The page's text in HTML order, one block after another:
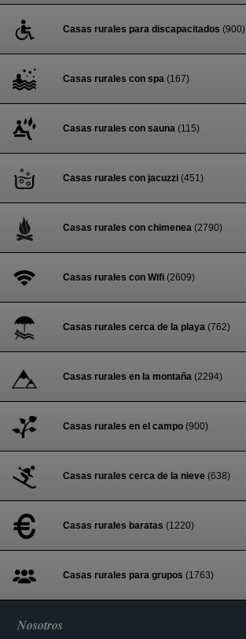
Casas rurales para discapacitados (900)
Casas rurales con spa (167)
Casas rurales con sauna (115)
Casas rurales con jacuzzi (451)
Casas rurales con chimenea (2790)
Casas rurales con Wifi (2609)
Casas rurales cerca de la playa (762)
Casas rurales en la montaña (2294)
Casas rurales en el campo (900)
Casas rurales cerca de la nieve (638)
Casas rurales baratas (1220)
Casas rurales para grupos (1763)
Nosotros